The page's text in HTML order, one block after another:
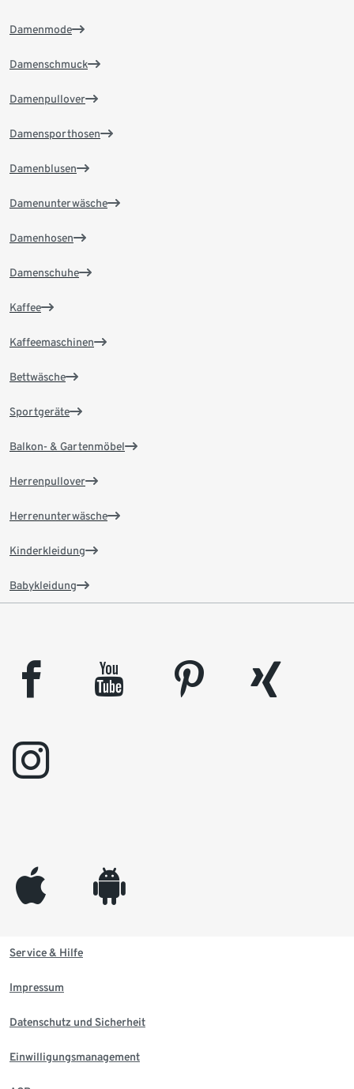
Damenmode
Damenschmuck
Damenpullover
Damensporthosen
Damenblusen
Damenunterwäsche
Damenhosen
Damenschuhe
Kaffee
Kaffeemaschinen
Bettwäsche
Sportgeräte
Balkon- & Gartenmöbel
Herrenpullover
Herrenunterwäsche
Kinderkleidung
Babykleidung
facebook youtube pinterest
xing
instagram
appleinc android
Service & Hilfe
Impressum
Datenschutz und Sicherheit
Einwilligungsmanagement